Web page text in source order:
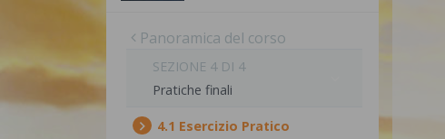
Panoramica del corso
SEZIONE 4 DI 4
Pratiche finali
4.‎1 Esercizio Pratico